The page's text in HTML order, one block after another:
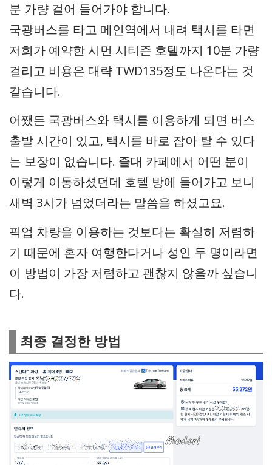
분 가량 걸어 들어가야 합니다.
국광버스를 타고 메인역에서 내려 택시를 타면
저희가 예약한 시먼 시티즌 호텔까지 10분 가량
걸리고 비용은 대략 TWD135정도 나온다는 것
같습니다.
어쨌든 국광버스와 택시를 이용하게 되면 버스
출발 시간이 있고, 택시를 바로 잡아 탈 수 있다
는 보장이 없습니다. 즐대 카페에서 어떤 분이
이렇게 이동하셨던데 호텔 방에 들어가고 보니
새벽 3시가 넘었더라는 말씀을 하셨고요.
픽업 차량을 이용하는 것보다는 확실히 저렴하
기 때문에 혼자 여행한다거나 성인 두 명이라면
이 방법이 가장 저렴하고 괜찮지 않을까 싶습니
다.
최종 결정한 방법